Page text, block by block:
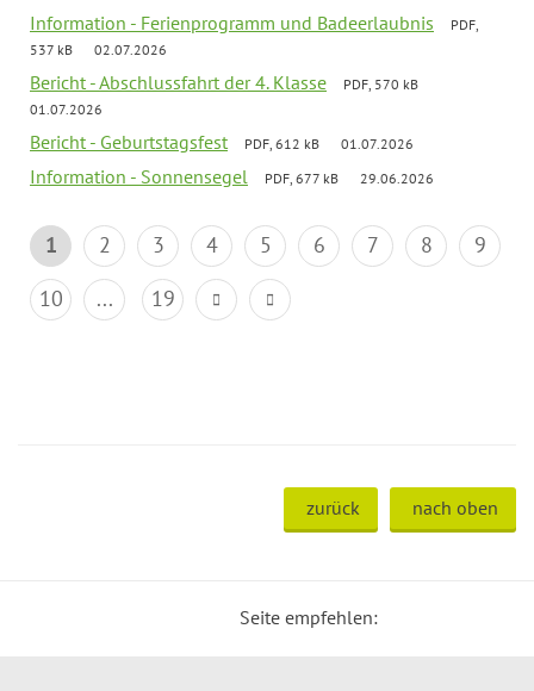
Information - Ferienprogramm und Badeerlaubnis
PDF,
537 kB
02.07.2026
Bericht - Abschlussfahrt der 4. Klasse
PDF, 570 kB
01.07.2026
Bericht - Geburtstagsfest PDF, 612 kB 01.07.2026
Information - Sonnensegel PDF, 677 kB 29.06.2026
1 2 3 4 5 6 7 8
9
10
... 19
zurück nach oben
Seite empfehlen: